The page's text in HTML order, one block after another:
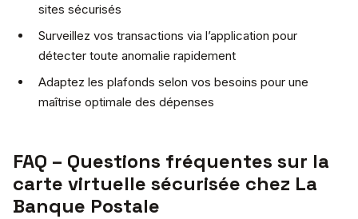
sites sécurisés
Surveillez vos transactions via l’application pour
détecter toute anomalie rapidement
Adaptez les plafonds selon vos besoins pour une
maîtrise optimale des dépenses
FAQ – Questions fréquentes sur la
carte virtuelle sécurisée chez La
Banque Postale